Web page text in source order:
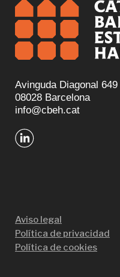
Avinguda Diagonal 649
08028 Barcelona
info@cbeh.cat
Aviso legal
Política de privacidad
Política de cookies